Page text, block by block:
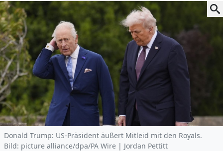
Donald Trump: US-Präsident äußert Mitleid mit den Royals.
Bild: picture alliance/dpa/PA Wire | Jordan Pettitt